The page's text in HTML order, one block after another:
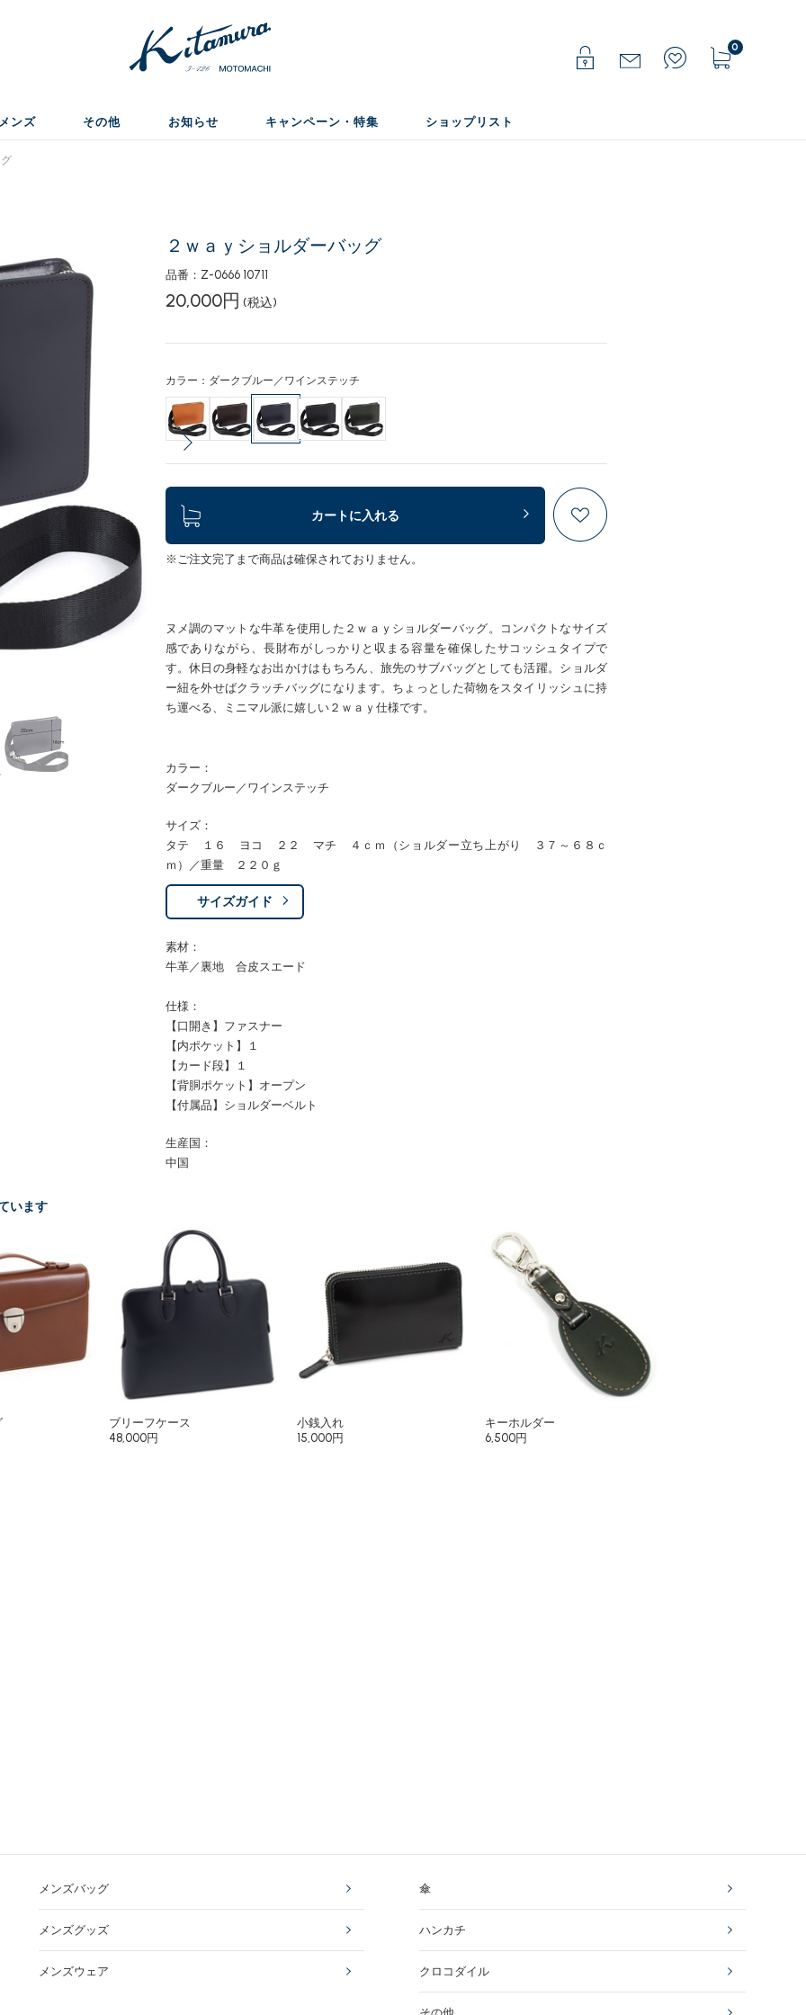
0
メンズ その他 お知らせ キャンペーン・特集 ショップリスト
２ｗａｙショルダーバッグ
品番：Z-0666 10711
20,000円 (税込)
カラー：ダークブルー／ワインステッチ
カートに入れる
※ご注文完了まで商品は確保されておりません。
ヌメ調のマットな牛革を使用した２ｗａｙショルダーバッグ。コンパクトなサイズ
感でありながら、長財布がしっかりと収まる容量を確保したサコッシュタイプで
す。休日の身軽なお出かけはもちろん、旅先のサブバッグとしても活躍。ショルダ
ー紐を外せばクラッチバッグになります。ちょっとした荷物をスタイリッシュに持
ち運べる、ミニマル派に嬉しい２ｗａｙ仕様です。
カラー：
ダークブルー／ワインステッチ
サイズ：
タテ １６ ヨコ ２２ マチ ４ｃｍ（ショルダー立ち上がり ３７～６８ｃ
ｍ）／重量 ２２０ｇ
サイズガイド
素材：
牛革／裏地 合皮スエード
仕様：
【口開き】ファスナー
【内ポケット】１
【カード段】１
【背胴ポケット】オープン
【付属品】ショルダーベルト
生産国：
中国
います
ブリーフケース
48,000円
小銭入れ
15,000円
キーホルダー
6,500円
メンズバッグ
メンズグッズ
メンズウェア
傘
ハンカチ
クロコダイル